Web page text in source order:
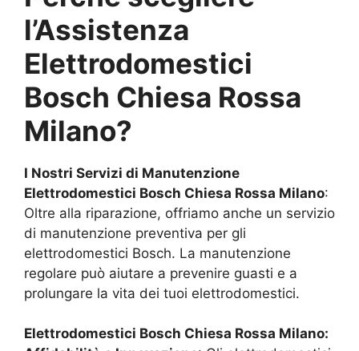
l’Assistenza
Elettrodomestici
Bosch Chiesa Rossa
Milano?
I Nostri Servizi di Manutenzione
Elettrodomestici Bosch Chiesa Rossa Milano:
Oltre alla riparazione, offriamo anche un servizio
di manutenzione preventiva per gli
elettrodomestici Bosch. La manutenzione
regolare può aiutare a prevenire guasti e a
prolungare la vita dei tuoi elettrodomestici.
Elettrodomestici Bosch Chiesa Rossa Milano: